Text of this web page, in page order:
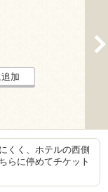
加
くく、ホテルの西側
らに停めてチケット